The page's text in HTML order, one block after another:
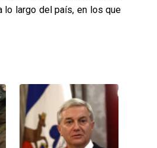
lo largo del país, en los que